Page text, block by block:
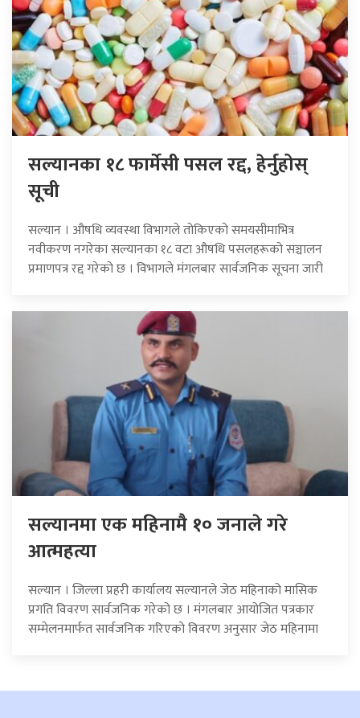
सल्यानका १८ फार्मेसी पसल रद्द, हेर्नुहोस्
सूची
सल्यान । औषधि व्यवस्था विभागले तोकिएको समयसीमाभित्र
नवीकरण नगरेका सल्यानका १८ वटा औषधि पसलहरूको सञ्चालन
प्रमाणपत्र रद्द गरेको छ । विभागले मंगलबार सार्वजनिक सूचना जारी
सल्यानमा एक महिनामै १० जनाले गरे
आत्महत्या
सल्यान । जिल्ला प्रहरी कार्यालय सल्यानले जेठ महिनाको मासिक
प्रगति विवरण सार्वजनिक गरेको छ । मंगलबार आयोजित पत्रकार
सम्मेलनमार्फत सार्वजनिक गरिएको विवरण अनुसार जेठ महिनामा